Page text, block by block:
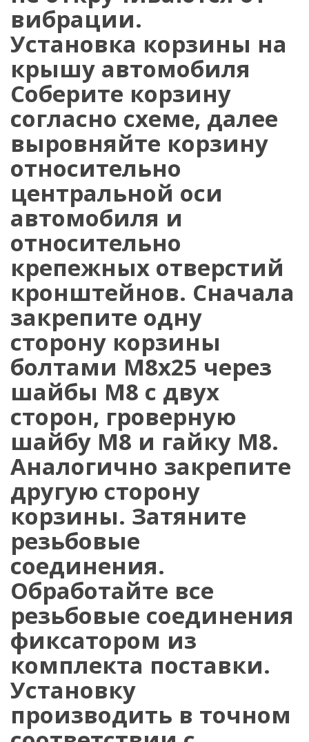
вибрации.
Установка корзины на
крышу автомобиля
Соберите корзину
согласно схеме, далее
выровняйте корзину
относительно
центральной оси
автомобиля и
относительно
крепежных отверстий
кронштейнов. Сначала
закрепите одну
сторону корзины
болтами М8х25 через
шайбы М8 с двух
сторон, гроверную
шайбу М8 и гайку М8.
Аналогично закрепите
другую сторону
корзины. Затяните
резьбовые
соединения.
Обработайте все
резьбовые соединения
фиксатором из
комплекта поставки.
Установку
производить в точном